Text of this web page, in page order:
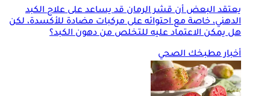
يعتقد البعض أن قشر الرمان قد يساعد على علاج الكبد
الدهني، خاصة مع احتوائه على مركبات مضادة للأكسدة، لكن
هل يمكن الاعتماد عليه للتخلص من دهون الكبد؟
أخبار مطبخك الصحي